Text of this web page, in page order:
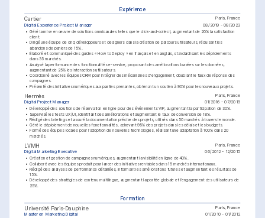
Expérience
Cartier
Paris, France
Digital Experience Project Manager
08/2019 - 08/2023
• Géré la mise en œuvre de solutions omnicanales telles que le click-and-collect, augmentant de 20% la satisfaction
client.
• Dirigé une équipe de cinq développeurs et designers dans la création de parcours utilisateurs, réduisant les
abandons de paniers de 15%.
• Élaboré et communiqué des guides « How to Deploy » en français et en anglais, standardisant les déploiements
dans 35 marchés.
• Analysé la performance des fonctionnalités e-service, proposant des améliorations basées sur les données,
augmentant de 25% les interactions utilisateurs.
• Coordonné avec les équipes CRM pour intégrer des mécanismes d'engagement, doublant le taux de réponse des
campagnes.
• Présenté des initiatives numériques aux parties prenantes, obtenant un soutien à 90% pour les nouveaux projets.
Hermès Paris, France
Digital Project Manager 01/2016 - 07/2019
• Développé des solutions de réservation en ligne pour des événements VIP, augmentant la participation de 30%.
• Supervisé les tests UX/UI, identifiant des améliorations et augmentant le taux de conversion de 18%.
• Rédigé des briefings et assuré la documentation précise des projets, utilisés dans 50 marchés à travers le monde.
• Géré le déploiement de nouvelles fonctionnalités, achevant 95% des projets dans les délais et les budgets.
• Formé des équipes locales pour l'adoption de nouvelles technologies, réalisant une adaptation à 100% dans 20
marchés.
LVMH Paris, France
Digital Marketing Executive 06/2012 - 12/2015
• Création et gestion de campagnes numériques, augmentant la visibilité en ligne de 40%.
• Collaboré avec les équipes produit pour lancer des initiatives rentables dans 15 marchés internationaux.
• Rédigé des analyses de performance détaillées, informant les améliorations futures et augmentant les résultats de
15%.
• Développé des stratégies de contenu multilingue, augmentant la portée globale et l’engagement des utilisateurs de
25%.
Formation
Université Paris-Dauphine
Paris, France
Master en Marketing Digital 01/2010 - 01/2012